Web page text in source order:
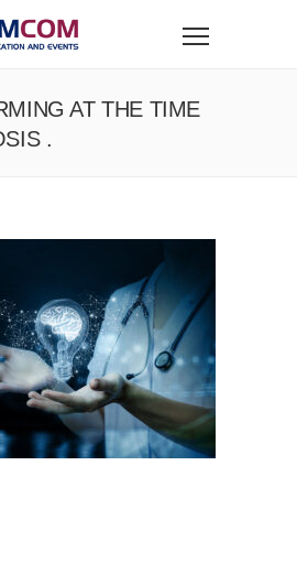
AT THE TIME
.